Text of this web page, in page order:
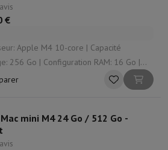
€
Apple M4 10-core | Capacité
256 Go | Configuration RAM: 16 Go |
carte graphique: Apple GPU | Solution
mini M4 24 Go / 512 Go -